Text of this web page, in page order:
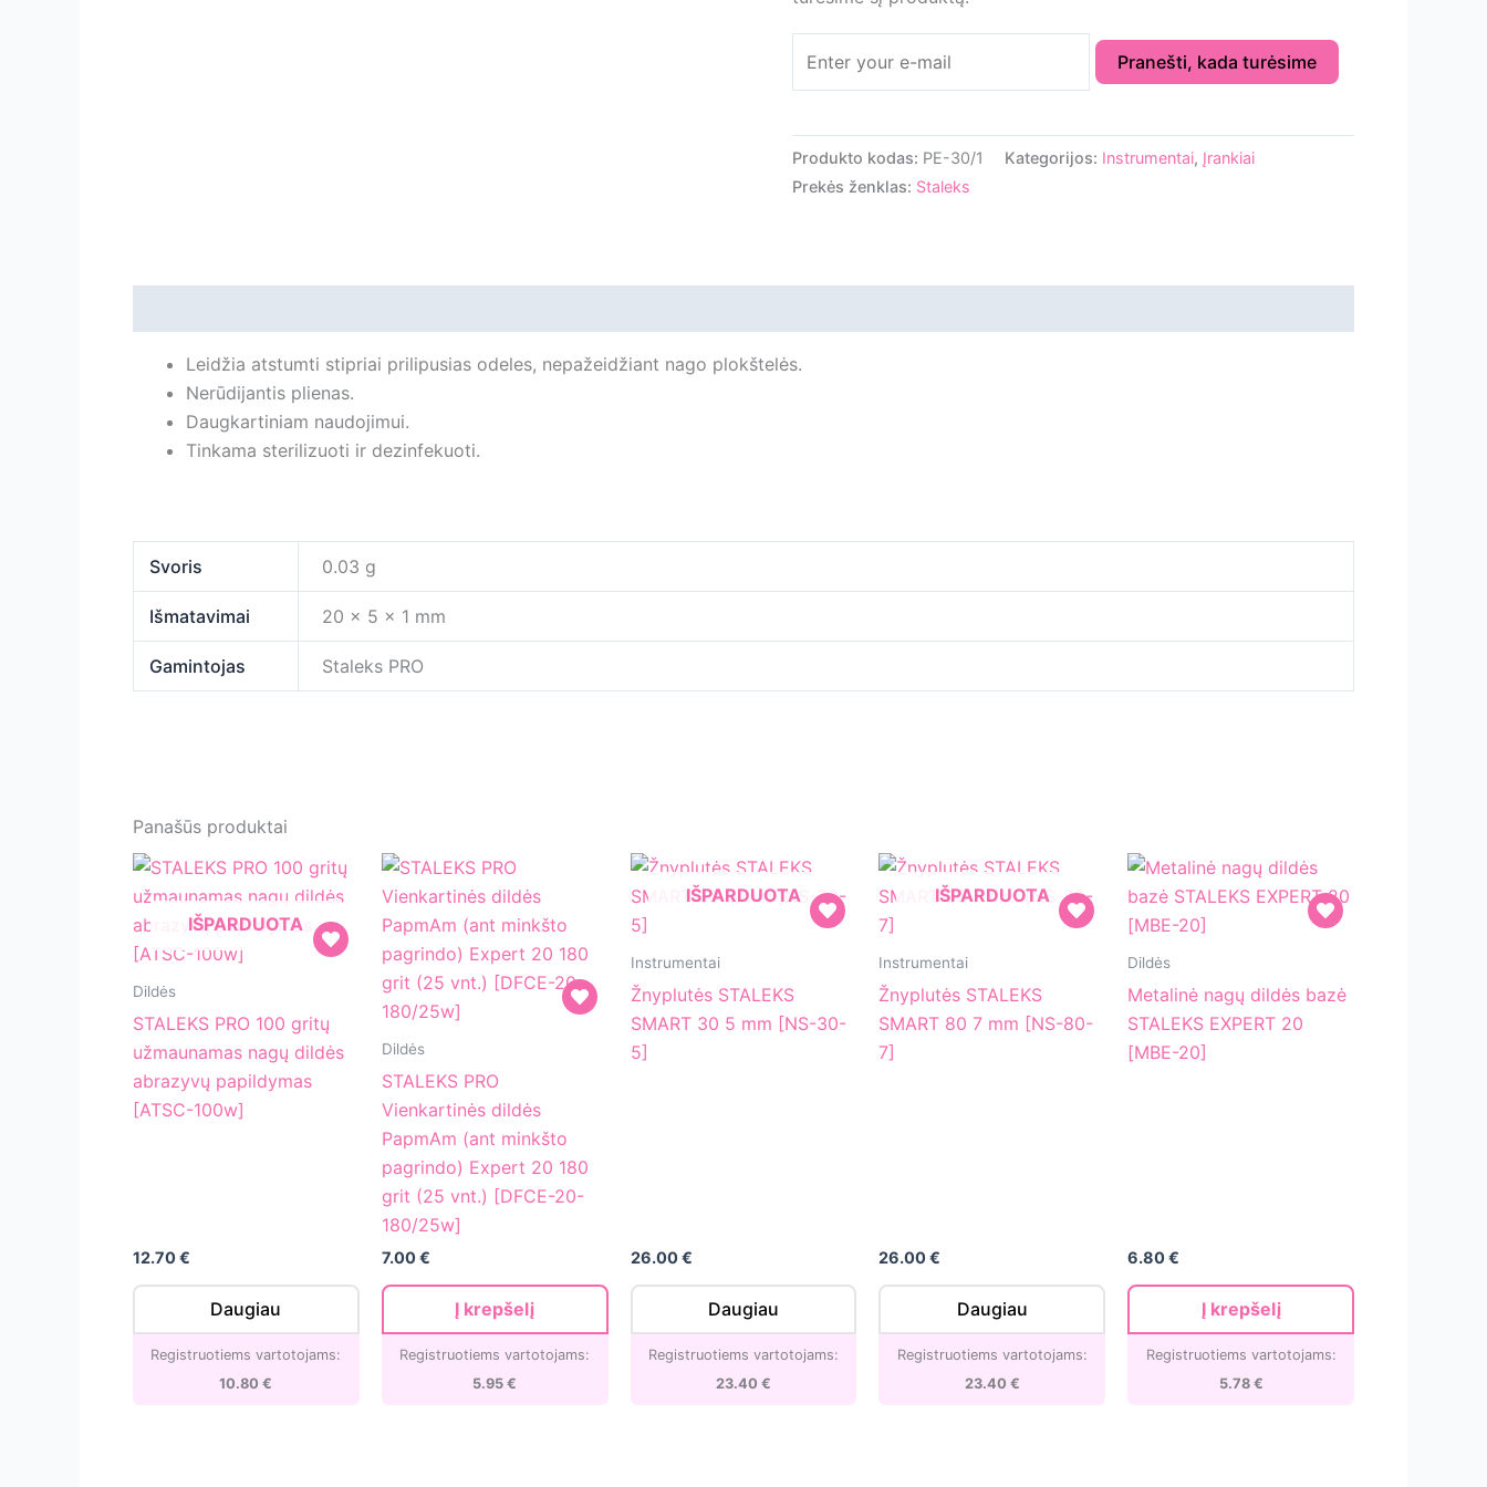
Pranešti, kada turėsime
Produkto kodas: PE-30/1 Kategorijos: Instrumentai, Įrankiai
Prekės ženklas: Staleks
Leidžia atstumti stipriai prilipusias odeles, nepažeidžiant nago plokštelės.
Nerūdijantis plienas.
Daugkartiniam naudojimui.
Tinkama sterilizuoti ir dezinfekuoti.
Svoris 0.03 g
Išmatavimai 20 × 5 × 1 mm
Gamintojas Staleks PRO
Panašūs produktai
STALEKS
100
užmaunamas
nagų
100w]
IŠPARDUOTA
Dildės
STALEKS PRO 100 gritų
užmaunamas nagų dildės
abrazyvų papildymas
[ATSC-100w]
12.70€
Daugiau
Registruotiems vartotojams:
10.80€
STALEKS
Vienkartinės
PapmAm
(ant
minkšto
pagrindo)
Expert
20
grit
Dildės
STALEKS PRO
Vienkartinės dildės
PapmAm (ant minkšto
pagrindo) Expert 20 180
grit (25 vnt.) [DFCE-20-
180/25w]
7.00€
Į krepšelį
Registruotiems vartotojams:
5.95€
Žnyplutės
STALEKS
SMART
30
IŠPARDUOTA
Instrumentai
Žnyplutės STALEKS
SMART 30 5 mm [NS-30-
5]
26.00€
Daugiau
Registruotiems vartotojams:
23.40 €
Žnyplutės
STALEKS
SMART
80
IŠPARDUOTA
Instrumentai
Žnyplutės STALEKS
SMART 80 7 mm [NS-80-
7]
26.00€
Daugiau
Registruotiems vartotojams:
23.40 €
Metalinė
dildės
bazė
STALEKS
Dildės
Metalinė nagų dildės bazė
STALEKS EXPERT 20
[MBE-20]
6.80€
Į krepšelį
Registruotiems vartotojams:
5.78 €